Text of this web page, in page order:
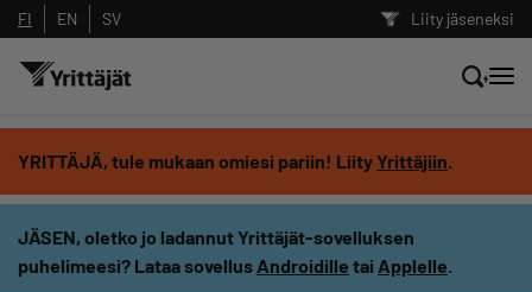
Liity jäseneksi
FI EN SV
YRITTÄJÄ, tule mukaan omiesi pariin! LiityYrittäjiin.
JÄSEN, oletko jo ladannut Yrittäjät-sovelluksen
puhelimeesi? Lataa sovellus Androidille tai Applelle.
Hae sivustolta tai kysy suoraan
Yrittäjien tekoälyltä